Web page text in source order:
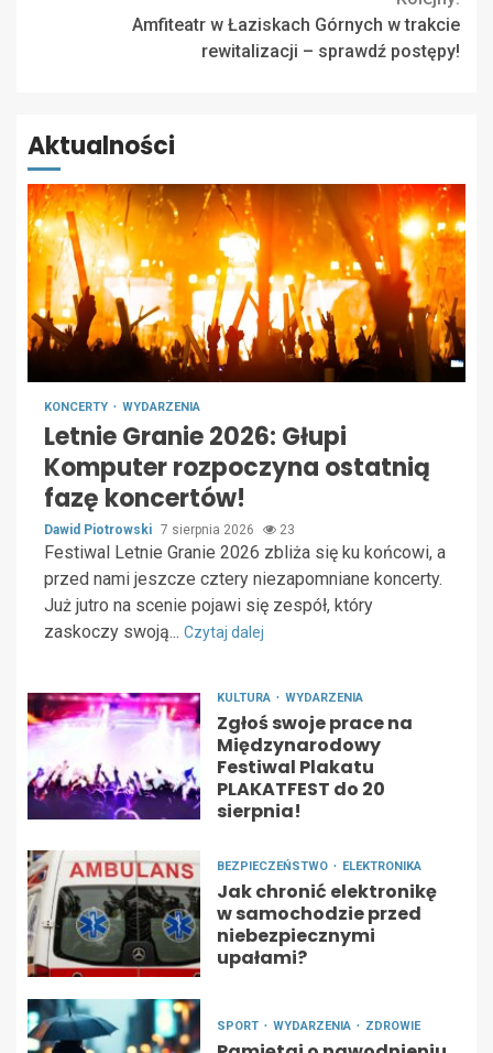
Amfiteatr w Łaziskach Górnych w trakcie
rewitalizacji – sprawdź postępy!
Aktualności
KONCERTY WYDARZENIA
Letnie Granie 2026: Głupi
Komputer rozpoczyna ostatnią
fazę koncertów!
Dawid Piotrowski 7 sierpnia 2026 23
Festiwal Letnie Granie 2026 zbliża się ku końcowi, a
przed nami jeszcze cztery niezapomniane koncerty.
Już jutro na scenie pojawi się zespół, który
zaskoczy swoją... Czytaj dalej
KULTURA WYDARZENIA
Zgłoś swoje prace na
Międzynarodowy
Festiwal Plakatu
PLAKATFEST do 20
sierpnia!
BEZPIECZEŃSTWO ELEKTRONIKA
Jak chronić elektronikę
w samochodzie przed
niebezpiecznymi
upałami?
SPORT WYDARZENIA ZDROWIE